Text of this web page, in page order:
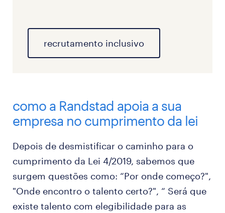
recrutamento inclusivo
como a Randstad apoia a sua
empresa no cumprimento da lei
Depois de desmistificar o caminho para o
cumprimento da Lei 4/2019, sabemos que
surgem questões como: “Por onde começo?",
"Onde encontro o talento certo?", “ Será que
existe talento com elegibilidade para as